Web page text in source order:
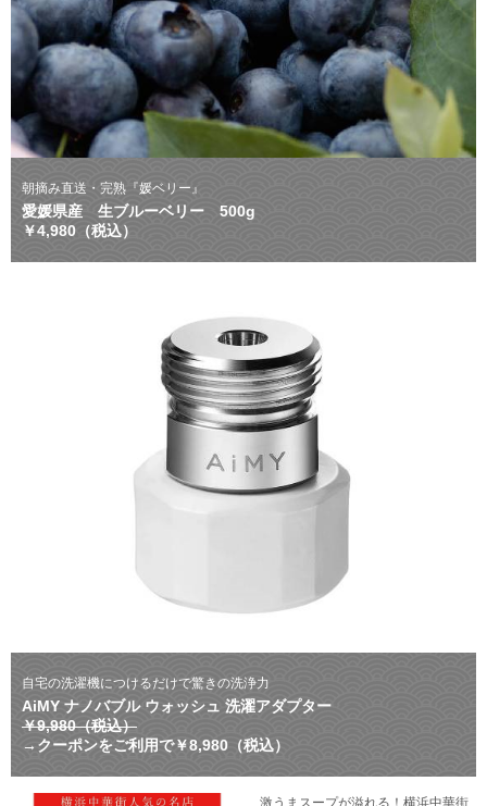
朝摘み直送・完熟『媛ベリー』
愛媛県産 生ブルーベリー 500g
￥4,980（税込）
自宅の洗濯機につけるだけで驚きの洗浄力
AiMY ナノバブル ウォッシュ 洗濯アダプター
￥9,980（税込）
→クーポンをご利用で￥8,980（税込）
激うまスープが溢れる！横浜中華街